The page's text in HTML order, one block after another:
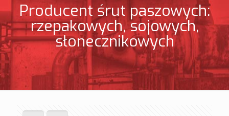
Producent śrut paszowych:
rzepakowych, sojowych,
słonecznikowych